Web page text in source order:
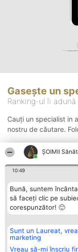
ŞOIMII
10:49
Bună, suntem
să faceți clic pe
corespunzător! 🙂
Sunt un Laureat,
marketing
Vreau să-mi înscriu
Gasește un
Ranking-ul îi
Cauți un specialist in
nostru de căutare.
Organizator Ranking
BRIGHT SOLUTIONS BR SRL
Aleea Timisul De Sus 2 Bl. A30